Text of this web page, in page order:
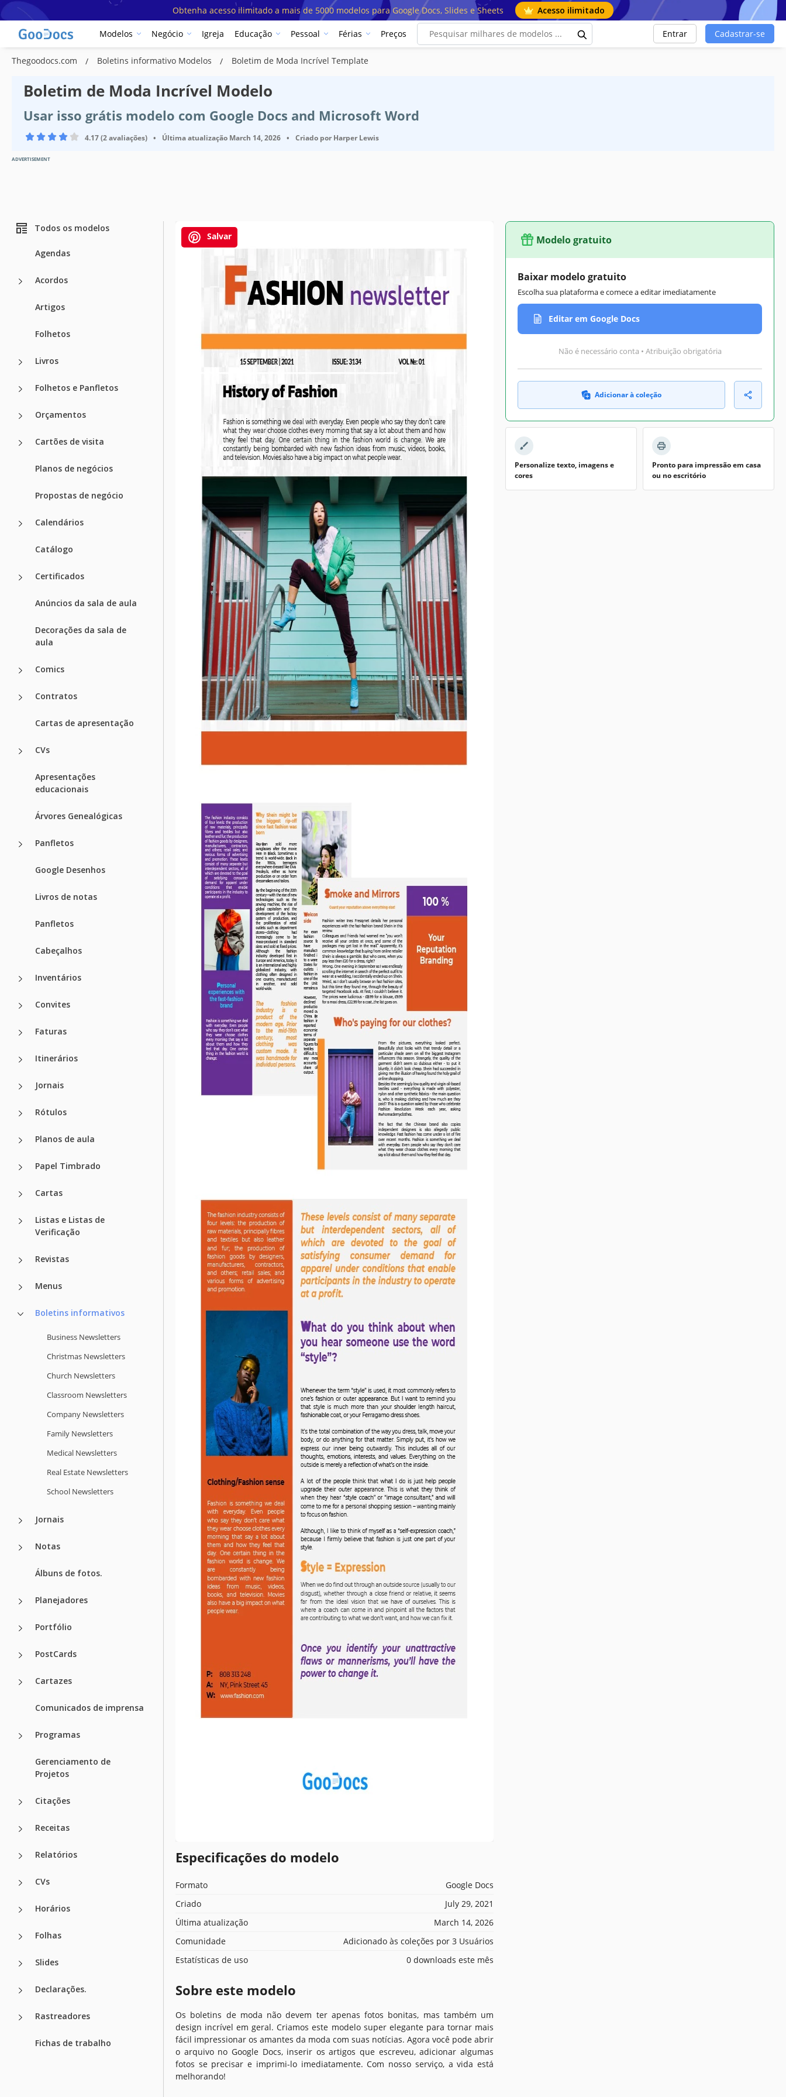
Obtenha acesso ilimitado a mais de 5000 modelos para Google Docs, Slides e Sheets Acesso ilimitado
Modelos Negócio Igreja Educação Pessoal Férias Preços Entrar Cadastrar-se
Thegoodocs.com Boletins informativo Modelos Boletim de Moda Incrível Template
Boletim de Moda Incrível Modelo
Usar isso grátis modelo com Google Docs and Microsoft Word
4.17 (2 avaliações) • Última atualização March 14, 2026 • Criado por Harper Lewis
ADVERTISEMENT
Todos os modelos
Agendas
Acordos
Artigos
Folhetos
Livros
Folhetos e Panfletos
Orçamentos
Cartões de visita
Planos de negócios
Propostas de negócio
Calendários
Catálogo
Certificados
Anúncios da sala de aula
Decorações da sala de
aula
Comics
Contratos
Cartas de apresentação
CVs
Apresentações
educacionais
Árvores Genealógicas
Panfletos
Google Desenhos
Livros de notas
Panfletos
Cabeçalhos
Inventários
Convites
Faturas
Itinerários
Jornais
Rótulos
Planos de aula
Papel Timbrado
Cartas
Listas e Listas de
Verificação
Revistas
Menus
Boletins informativos
Business Newsletters
Christmas Newsletters
Church Newsletters
Classroom Newsletters
Company Newsletters
Family Newsletters
Medical Newsletters
Real Estate Newsletters
School Newsletters
Jornais
Notas
Álbuns de fotos.
Planejadores
Portfólio
PostCards
Cartazes
Comunicados de imprensa
Programas
Gerenciamento de
Projetos
Citações
Receitas
Relatórios
CVs
Horários
Folhas
Slides
Declarações.
Rastreadores
Fichas de trabalho
Salvar
Especificações do modelo
Formato
Google Docs
Criado
July 29, 2021
Última atualização
March 14, 2026
Comunidade
Adicionado às coleções por 3 Usuários
Estatísticas de uso
0 downloads este mês
Sobre este modelo
Os boletins de moda não devem ter apenas fotos bonitas, mas também um
design incrível em geral. Criamos este modelo super elegante para tornar mais
fácil impressionar os amantes da moda com suas notícias. Agora você pode abrir
o arquivo no Google Docs, inserir os artigos que escreveu, adicionar algumas
fotos se precisar e imprimi-lo imediatamente. Com nosso serviço, a vida está
melhorando!
Modelo gratuito
Baixar modelo gratuito
Escolha sua plataforma e comece a editar imediatamente
Editar em Google Docs
Não é necessário conta • Atribuição obrigatória
Adicionar à coleção
Personalize texto, imagens e
cores
Pronto para impressão em casa
ou no escritório